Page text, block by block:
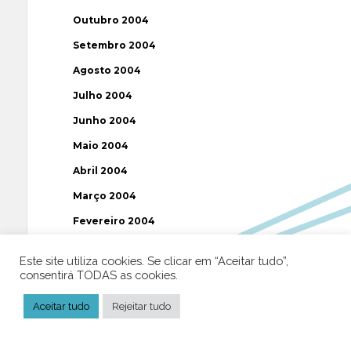
Outubro 2004
Setembro 2004
Agosto 2004
Julho 2004
Junho 2004
Maio 2004
Abril 2004
Março 2004
Fevereiro 2004
Dezembro 2003
Novembro 2003
Julho 2003
Este site utiliza cookies. Se clicar em “Aceitar tudo”,
consentirá TODAS as cookies.
Aceitar tudo Rejeitar tudo